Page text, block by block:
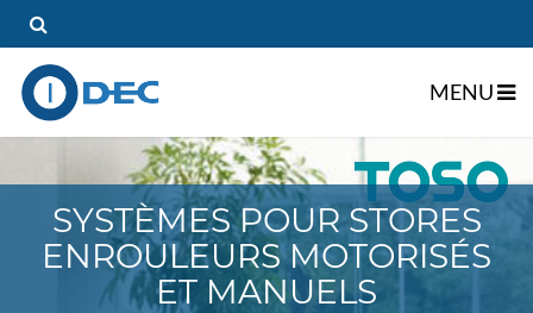
SYSTÈMES POUR STORES
ENROULEURS MOTORISÉS
ET MANUELS
MENU
Dropdown